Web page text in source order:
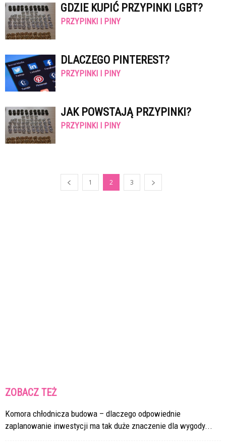
GDZIE KUPIĆ PRZYPINKI LGBT?
PRZYPINKI I PINY
DLACZEGO PINTEREST?
PRZYPINKI I PINY
JAK POWSTAJĄ PRZYPINKI?
PRZYPINKI I PINY
1 2 3
ZOBACZ TEŻ
Komora chłodnicza budowa – dlaczego odpowiednie
zaplanowanie inwestycji ma tak duże znaczenie dla wygody...